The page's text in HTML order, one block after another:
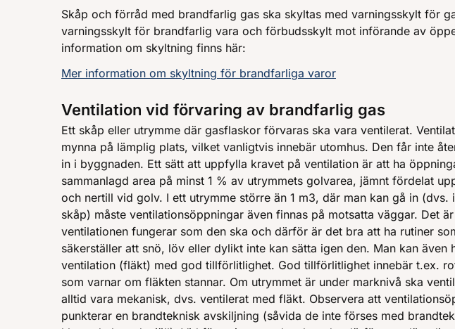
Skåp och förråd med brandfarlig gas ska skyltas med varningsskylt för
varningsskylt för brandfarlig vara och förbudsskylt mot införande av
information om skyltning finns här:
Mer information om skyltning för brandfarliga varor
Ventilation vid förvaring av brandfarlig gas
Ett skåp eller utrymme där gasflaskor förvaras ska vara ventilerat.
mynna på lämplig plats, vilket vanligtvis innebär utomhus. Den får inte
in i byggnaden. Ett sätt att uppfylla kravet på ventilation är att ha
sammanlagd area på minst 1 % av utrymmets golvarea, jämnt fördelat
och nertill vid golv. I ett utrymme större än 1 m3, där man kan gå in (dvs.
skåp) måste ventilationsöppningar även finnas på motsatta väggar. Det
ventilationen fungerar som den ska och därför är det bra att ha rutiner
säkerställer att snö, löv eller dylikt inte kan sätta igen den. Man kan även
ventilation (fläkt) med god tillförlitlighet. God tillförlitlighet innebär t.ex.
som varnar om fläkten stannar. Om utrymmet är under marknivå ska
alltid vara mekanisk, dvs. ventilerat med fläkt. Observera att
punkterar en brandteknisk avskiljning (såvida de inte förses med